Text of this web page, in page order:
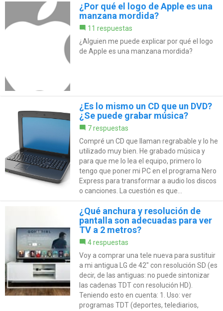
¿Por qué el logo de Apple es una
manzana mordida?
11 respuestas
¿Alguien me puede explicar por qué el logo
de Apple es una manzana mordida?
¿Es lo mismo un CD que un DVD?
¿Se puede grabar música?
7 respuestas
Compré un CD que llaman regrabable y lo he
utilizado muy bien. He grabado música y
para que me lo lea el equipo, primero lo
tengo que poner mi PC en el programa Nero
Express para transformar a audio los discos
o canciones. La cuestión es que...
¿Qué anchura y resolución de
pantalla son adecuadas para ver
TV a 2 metros?
4 respuestas
Voy a comprar una tele nueva para sustituir
a mi antigua LG de 42" con resolución SD (es
decir, de las antiguas: no puede sintonizar
las cadenas TDT con resolución HD).
Teniendo esto en cuenta: 1. Uso: ver
programas TDT (deportes, telediarios,